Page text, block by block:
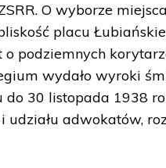
O wyborze
placu
podziemnych
wydało wyroki
30 listopada 1938
adwokatów,